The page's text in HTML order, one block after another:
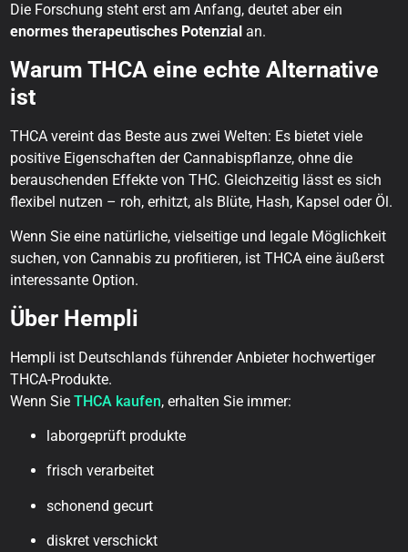
Die Forschung steht erst am Anfang, deutet aber ein
enormes therapeutisches Potenzial an.
Warum THCA eine echte Alternative
ist
THCA vereint das Beste aus zwei Welten: Es bietet viele
positive Eigenschaften der Cannabispflanze, ohne die
berauschenden Effekte von THC. Gleichzeitig lässt es sich
flexibel nutzen – roh, erhitzt, als Blüte, Hash, Kapsel oder Öl.
Wenn Sie eine natürliche, vielseitige und legale Möglichkeit
suchen, von Cannabis zu profitieren, ist THCA eine äußerst
interessante Option.
Über Hempli
Hempli ist Deutschlands führender Anbieter hochwertiger
THCA-Produkte.
Wenn SieTHCA kaufen, erhalten Sie immer:
laborgeprüft produkte
frisch verarbeitet
schonend gecurt
diskret verschickt